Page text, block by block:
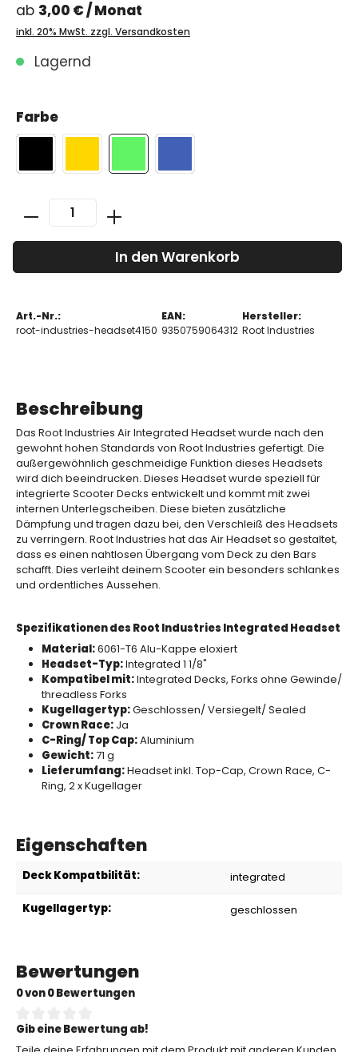
ab 3,00 € / Monat
inkl. 20% MwSt. zzgl. Versandkosten
Lagernd
Farbe
In den Warenkorb
Art.-Nr.:
root-industries-headset4150
EAN:
9350759064312
Hersteller:
Root Industries
Beschreibung
Das Root Industries Air Integrated Headset wurde nach den
gewohnt hohen Standards von Root Industries gefertigt. Die
außergewöhnlich geschmeidige Funktion dieses Headsets
wird dich beeindrucken. Dieses Headset wurde speziell für
integrierte Scooter Decks entwickelt und kommt mit zwei
internen Unterlegscheiben. Diese bieten zusätzliche
Dämpfung und tragen dazu bei, den Verschleiß des Headsets
zu verringern. Root Industries hat das Air Headset so gestaltet,
dass es einen nahtlosen Übergang vom Deck zu den Bars
schafft. Dies verleiht deinem Scooter ein besonders schlankes
und ordentliches Aussehen.
Spezifikationen des Root Industries Integrated Headset
Material:6061-T6 Alu-Kappe eloxiert
Headset-Typ:Integrated 1 1/8"
Kompatibel mit:Integrated Decks, Forks ohne Gewinde/
threadless Forks
Kugellagertyp:Geschlossen/ Versiegelt/ Sealed
Crown Race: Ja
C-Ring/ Top Cap:Aluminium
Gewicht:71 g
Lieferumfang:Headset inkl. Top-Cap, Crown Race, C-
Ring, 2 x Kugellager
Eigenschaften
Deck Kompatbilität: integrated
Kugellagertyp: geschlossen
Bewertungen
0 von 0 Bewertungen
Durchschnittliche Bewertung von 0 von 5 Sternen
Gib eine Bewertung ab!